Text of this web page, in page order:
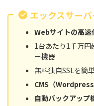
エックスサー
Webサイトの高速
1台あたり1千万
ー機器
無料独自SSLを簡
CMS（
自動バックアップ